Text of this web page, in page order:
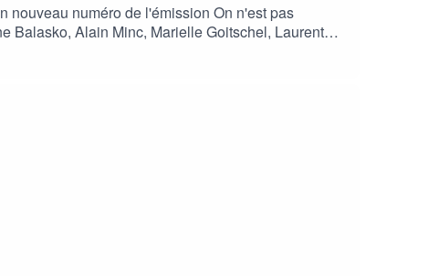
nouveau numéro de l'émission On n'est pas
Balasko, Alain Minc, Marielle Goitschel, Laurent
complète d'On n'est pas couché
2025.Toujours pas couché est un podcast